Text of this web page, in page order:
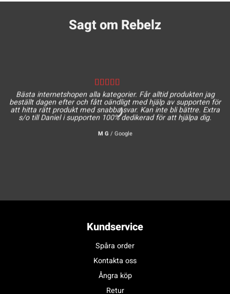
Sagt om Rebelz
Bästa internetshopen alla kategorier. Får alltid produkten jag
beställt dagen efter och fått oändligt med hjälp av supporten för
att hitta rätt produkt med snabba svar. Kan inte bli bättre. Extra
s/o till Daniel i supporten 100% dedikerad för att hjälpa dig.
M G / Google
Kundservice
Spåra order
Kontakta oss
Ångra köp
Retur